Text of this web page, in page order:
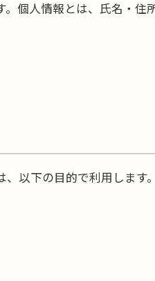
個人情報とは、氏名・住
以下の目的で利用します。